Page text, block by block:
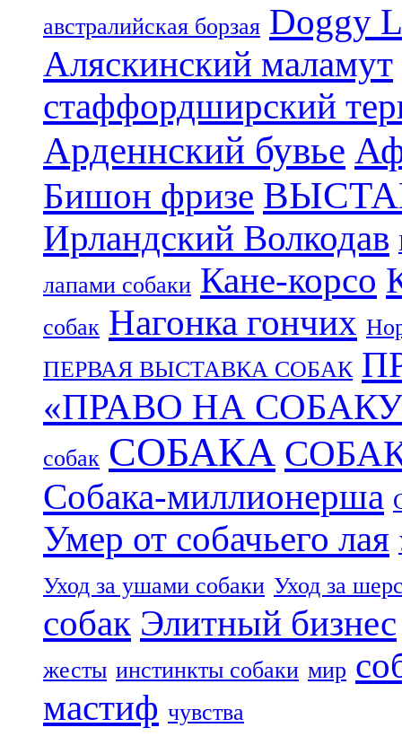
aвстралийская борзая Doggy
Аляскинский маламут
стаффордширский
Арденнский бувье
Бишон фризе
Ирландский Волкодав
лапами собаки Кане-корсо
собак Нагонка гончих
ПЕРВАЯ ВЫСТАВКА СОБАК
«ПРАВО НА
собак СОБАКА
Собака-миллионерша
Умер от собачьего лая
Уход за ушами собаки Уход за
собак Элитный бизнес
жесты инстинкты собаки мир
мастиф чувства